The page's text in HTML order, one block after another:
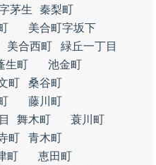
茅生
秦梨町
美合町字坂下
美合西町
緑丘一丁目
生町
池金町
町
桑谷町
藤川町
舞木町
蓑川町
町
青木町
町
恵田町